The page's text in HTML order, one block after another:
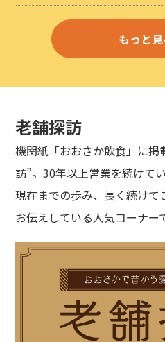
もっと見
老舗探訪
機関紙「おおさか飲食」に
訪”。30年以上営業を続けて
現在までの歩み、長く続け
お伝えしている人気コーナー